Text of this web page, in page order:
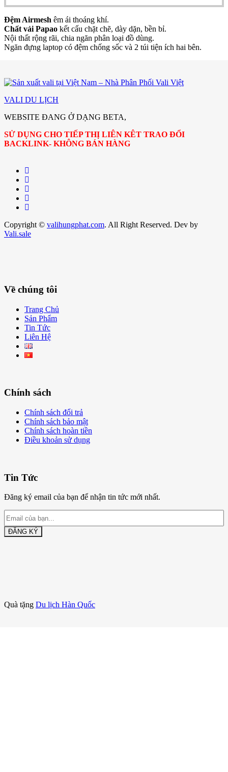
Đệm Airmesh êm ái thoáng khí.
Chất vải Papao kết cấu chặt chẽ, dày dặn, bền bỉ.
Nội thất rộng rãi, chia ngăn phân loại đồ dùng.
Ngăn đựng laptop có đệm chống sốc và 2 túi tiện ích hai bên.
VALI DU LỊCH
WEBSITE ĐANG Ở DẠNG BETA,
SỬ DỤNG CHO TIẾP THỊ LIÊN KÊT TRAO ĐỔI
BACKLINK- KHÔNG BÁN HÀNG
Copyright © valihungphat.com. All Right Reserved. Dev by
Vali.sale
Về chúng tôi
Trang Chủ
Sản Phẩm
Tin Tức
Liên Hệ
Chính sách
Chính sách đổi trả
Chính sách bảo mật
Chính sách hoàn tiền
Điều khoản sử dụng
Tin Tức
Đăng ký email của bạn để nhận tin tức mới nhất.
ĐĂNG KÝ
Quà tặng Du lịch Hàn Quốc